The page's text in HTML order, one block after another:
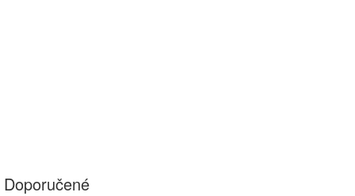
Doporučené